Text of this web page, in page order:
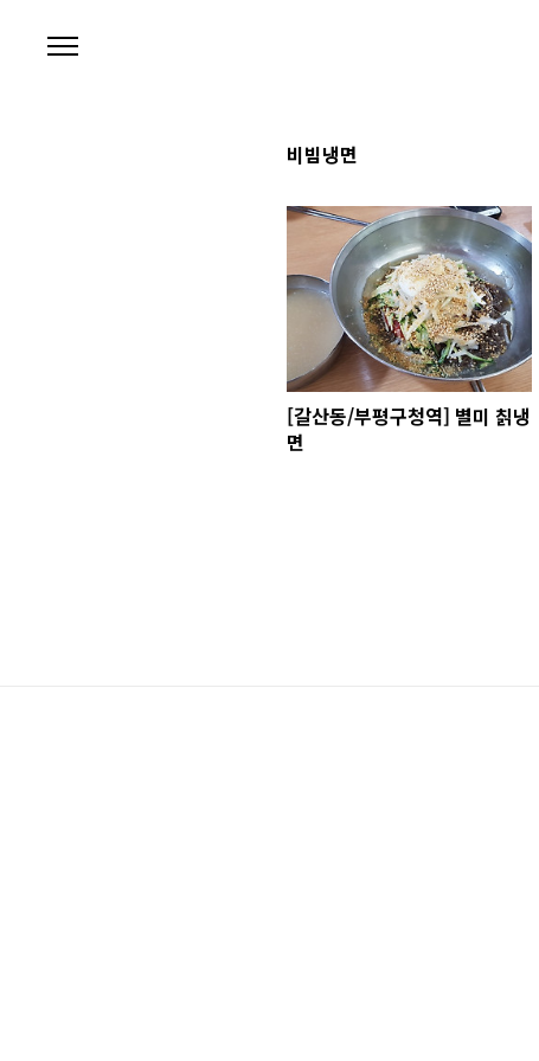
비빔냉면
[갈산동/부평구청역] 별미 칡냉
면